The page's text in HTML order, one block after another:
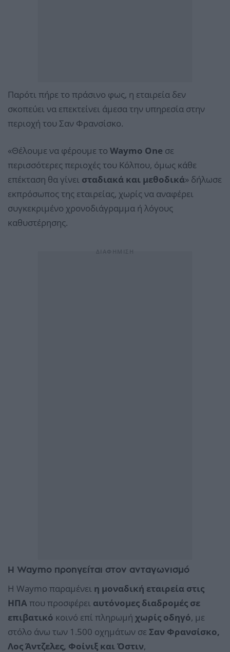
Παρότι πήρε το πράσινο φως, η εταιρεία δεν
σκοπεύει να επεκτείνει άμεσα την υπηρεσία στην
περιοχή του Σαν Φρανσίσκο.
«Θέλουμε να φέρουμε το Waymo One σε
περισσότερες περιοχές του Κόλπου, όμως κάθε
επέκταση θα γίνει σταδιακά και μεθοδικά» δήλωσε
εκπρόσωπος της εταιρείας, χωρίς να αναφέρει
συγκεκριμένο χρονοδιάγραμμα ή λόγους
καθυστέρησης.
Η Waymo προηγείται στον ανταγωνισμό
Η Waymo παραμένει η μοναδική εταιρεία στις
ΗΠΑπου προσφέρει αυτόνομες διαδρομές σε
επιβατικό κοινό επί πληρωμή χωρίς οδηγό, με
στόλο άνω των 1.500 οχημάτων σε Σαν Φρανσίσκο,
Λος Άντζελες, Φοίνιξ και Όστιν,